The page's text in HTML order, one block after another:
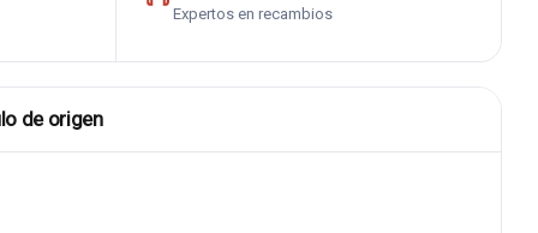
Expertos en recambios
de origen